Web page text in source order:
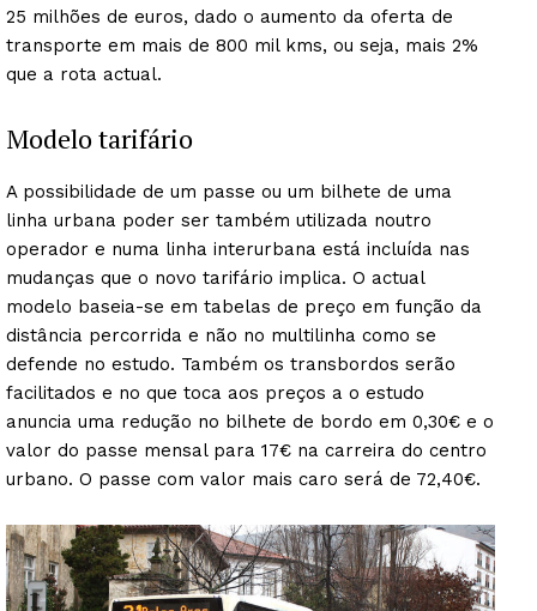
Institucional
Artigos
Edição Digital
Europa
Grande Entrevista
Publicidade
25 milhões de euros, dado o aumento da oferta de
transporte em mais de 800 mil kms, ou seja, mais 2%
que a rota actual.
Modelo tarifário
A possibilidade de um passe ou um bilhete de uma
linha urbana poder ser também utilizada noutro
operador e numa linha interurbana está incluída nas
mudanças que o novo tarifário implica. O actual
modelo baseia-se em tabelas de preço em função da
distância percorrida e não no multilinha como se
defende no estudo. Também os transbordos serão
facilitados e no que toca aos preços a o estudo
anuncia uma redução no bilhete de bordo em 0,30€ e o
valor do passe mensal para 17€ na carreira do centro
urbano. O passe com valor mais caro será de 72,40€.